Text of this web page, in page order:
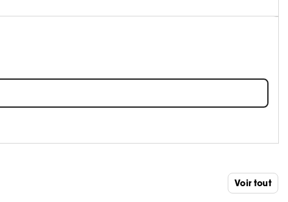
Voir tout